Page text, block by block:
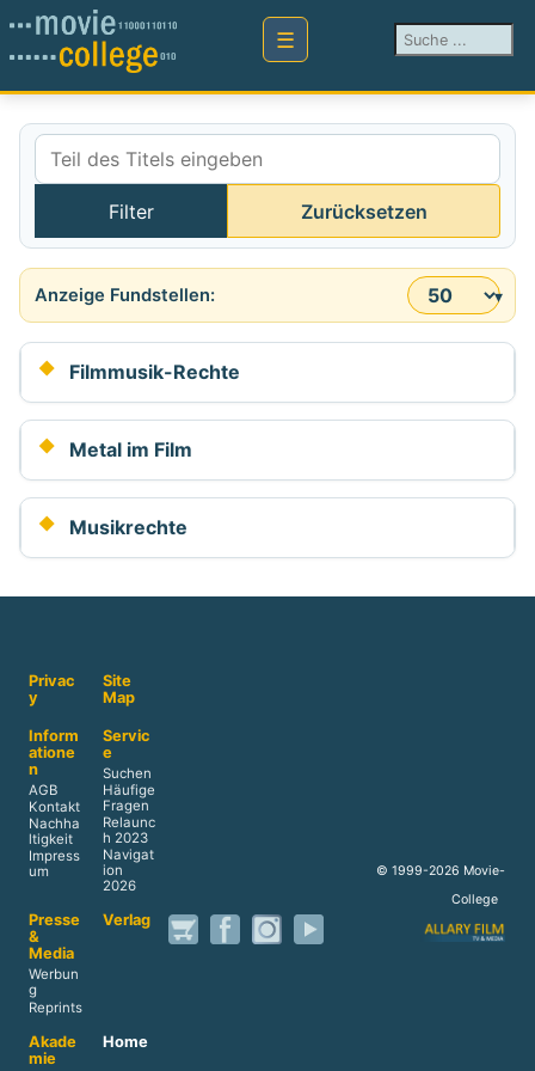
Suchen ...
Teil des Titels eingeben
Filter Zurücksetzen
Anzeige #
Filmmusik-Rechte
Metal im Film
Musikrechte
Privac
y
Site
Map
Inform
atione
n
AGB
Kontakt
Nachha
ltigkeit
Impress
um
Servic
e
Suchen
Häufige
Fragen
Relaunc
h 2023
Navigat
ion
2026
Presse
&
Media
Werbun
g
Reprints
Verlag
Akade
mie
Home
© 1999-2026 Movie-
College